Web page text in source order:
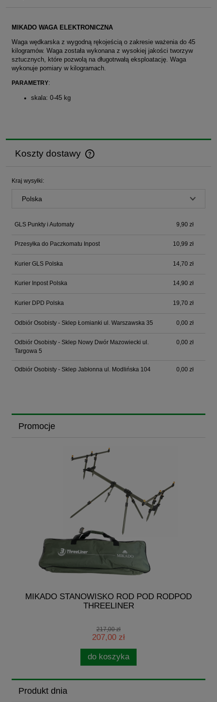
MIKADO WAGA ELEKTRONICZNA
Waga wędkarska z wygodną rękojeścią o zakresie ważenia do 45
kilogramów. Waga została wykonana z wysokiej jakości tworzyw
sztucznych, które pozwolą na długotrwałą eksploatację. Waga
wykonuje pomiary w kilogramach.
PARAMETRY:
skala: 0-45 kg
Koszty dostawy
Cena nie zawiera ewentualnych kosztów płatności
Kraj wysyłki:
GLS Punkty i Automaty 9,90 zł
Przesyłka do Paczkomatu Inpost 10,99 zł
Kurier GLS Polska 14,70 zł
Kurier Inpost Polska 14,90 zł
Kurier DPD Polska 19,70 zł
Odbiór Osobisty - Sklep Łomianki ul. Warszawska 35 0,00 zł
Odbiór Osobisty - Sklep Nowy Dwór Mazowiecki ul.
Targowa 5
0,00 zł
Odbiór Osobisty - Sklep Jabłonna ul. Modlińska 104 0,00 zł
Promocje
MIKADO STANOWISKO ROD POD RODPOD
THREELINER
217,00 zł
207,00 zł
do koszyka
Produkt dnia